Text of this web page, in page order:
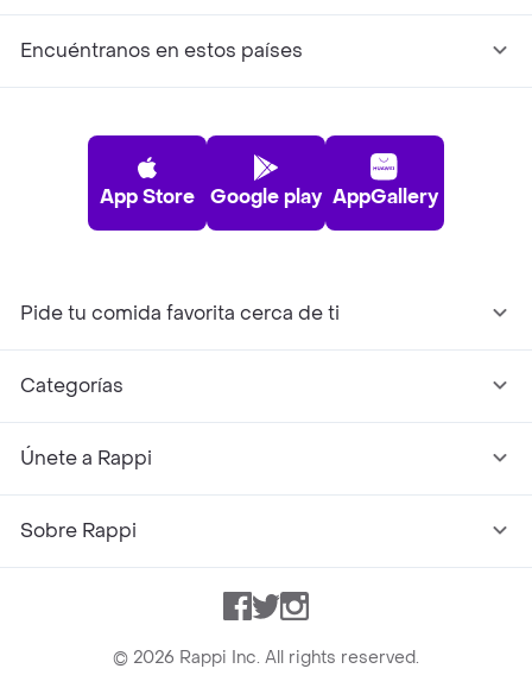
Encuéntranos en estos países
App Store Google play AppGallery
Pide tu comida favorita cerca de ti
Categorías
Únete a Rappi
Sobre Rappi
Facebook
TwitterInstagram
© 2026 Rappi Inc. All rights reserved.